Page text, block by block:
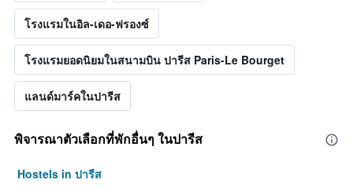
โรงแรมในอิล-เดอ-ฟรองซ์
โรงแรมยอดนิยมในสนามบิน ปารีส Paris-Le Bourget
แลนด์มาร์คในปารีส
พิจารณาตัวเลือกที่พักอื่นๆ ในปารีส
Hostels in ปารีส